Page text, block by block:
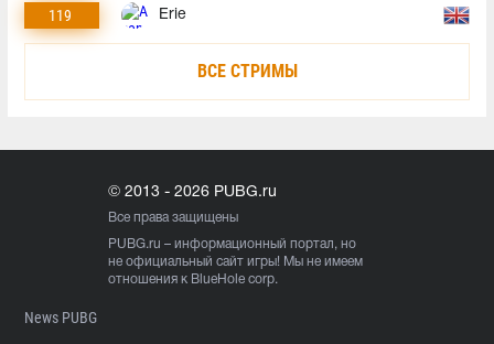
119 Erie
ВСЕ СТРИМЫ
© 2013 - 2026 PUBG.ru
Все права защищены
PUBG.ru – информационный портал, но
не официальный сайт игры! Мы не имеем
отношения к BlueHole corp.
News PUBG